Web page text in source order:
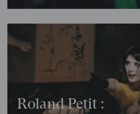
Roland Petit :